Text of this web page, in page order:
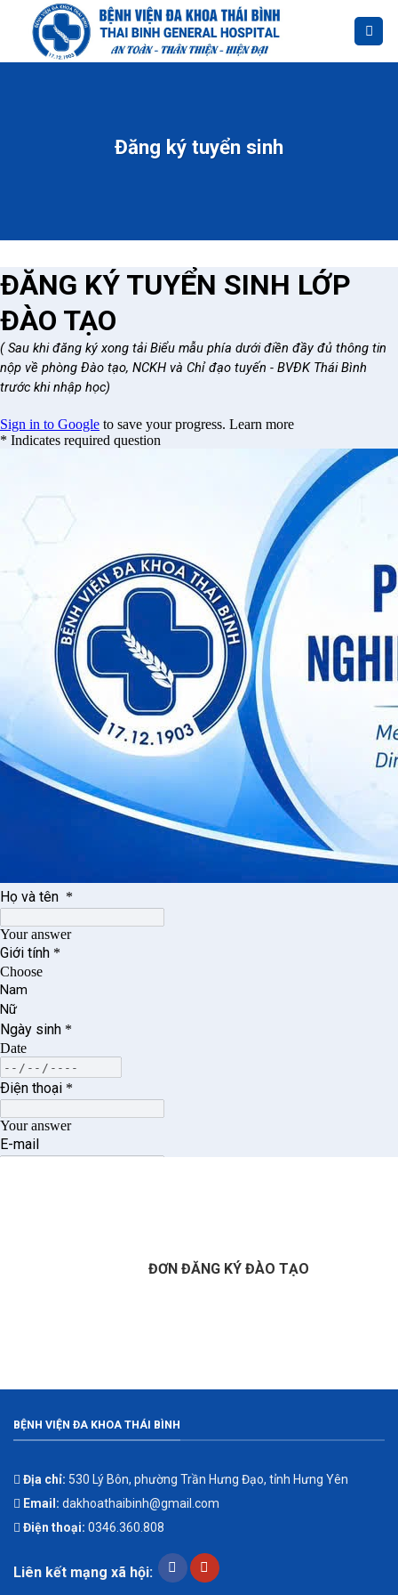
content
Đăng ký tuyển sinh
ĐƠN ĐĂNG KÝ ĐÀO TẠO
BỆNH VIỆN ĐA KHOA THÁI BÌNH
Địa chỉ: 530 Lý Bôn, phường Trần Hưng Đạo, tỉnh Hưng Yên
Email: dakhoathaibinh@gmail.com
Điện thoại: 0346.360.808
Liên kết mạng xã hội: